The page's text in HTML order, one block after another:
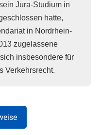
Jura-Studium in
hatte,
in Nordrhein-
zugelassene
insbesondere für
Verkehrsrecht.